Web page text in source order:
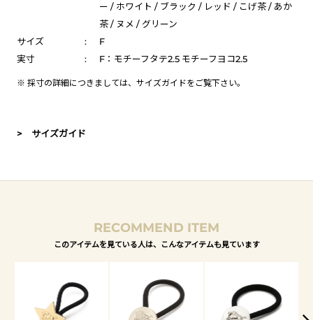
ー / ホワイト / ブラック / レッド / こげ茶 / あか
茶 / ヌメ / グリーン
サイズ
:
F
実寸
: F：モチーフタテ2.5 モチーフヨコ2.5
※ 採寸の詳細につきましては、 サイズガイドをご覧下さい。
> サイズガイド
RECOMMEND ITEM
このアイテムを見ている人は、こんなアイテムも見ています